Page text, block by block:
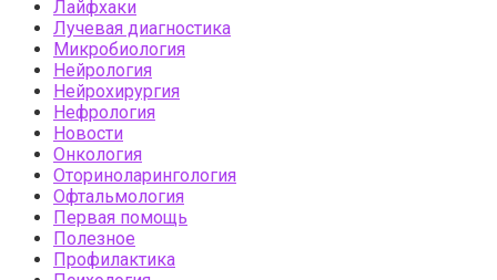
Лайфхаки
Лучевая диагностика
Микробиология
Нейрология
Нейрохирургия
Нефрология
Новости
Онкология
Оториноларингология
Офтальмология
Первая помощь
Полезное
Профилактика